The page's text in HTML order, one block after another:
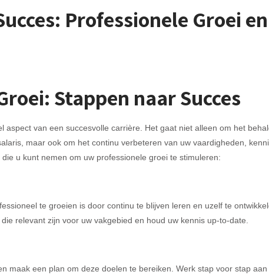
Professionele Groei en
Stappen naar Succes
aspect van een succesvolle carrière. Het gaat niet alleen om het
maar ook om het continu verbeteren van uw vaardigheden,
u kunt nemen om uw professionele groei te stimuleren:
te groeien is door continu te blijven leren en uzelf te
relevant zijn voor uw vakgebied en houd uw kennis up-to-date.
maak een plan om deze doelen te bereiken. Werk stap voor stap